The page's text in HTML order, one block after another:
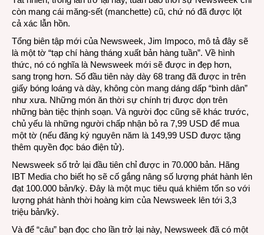
còn mang cái măng-sết (manchette) cũ, chứ nó đã được lột
cả xác lẫn hồn.
Tổng biên tập mới của Newsweek, Jim Impoco, mô tả đây sẽ
là một tờ “tạp chí hàng tháng xuất bản hàng tuần”. Về hình
thức, nó có nghĩa là Newsweek mới sẽ được in đẹp hơn,
sang trọng hơn. Số đầu tiên này dày 68 trang đã được in trên
giấy bóng loáng và dày, không còn mang dáng dấp “bình dân”
như xưa. Những món ăn thời sự chính trị được dọn trên
những bàn tiệc thịnh soạn. Và người đọc cũng sẽ khác trước,
chủ yếu là những người chấp nhận bỏ ra 7,99 USD để mua
một tờ (nếu đăng ký nguyên năm là 149,99 USD được tặng
thêm quyền đọc báo điện tử).
Newsweek số trở lại đầu tiên chỉ được in 70.000 bản. Hãng
IBT Media cho biết họ sẽ cố gắng nâng số lượng phát hành lên
đạt 100.000 bản/kỳ. Đây là một mục tiêu quá khiêm tốn so với
lượng phát hành thời hoàng kim của Newsweek lên tới 3,3
triệu bản/kỳ.
Và để “câu” bạn đọc cho lần trở lại này, Newsweek đã có một